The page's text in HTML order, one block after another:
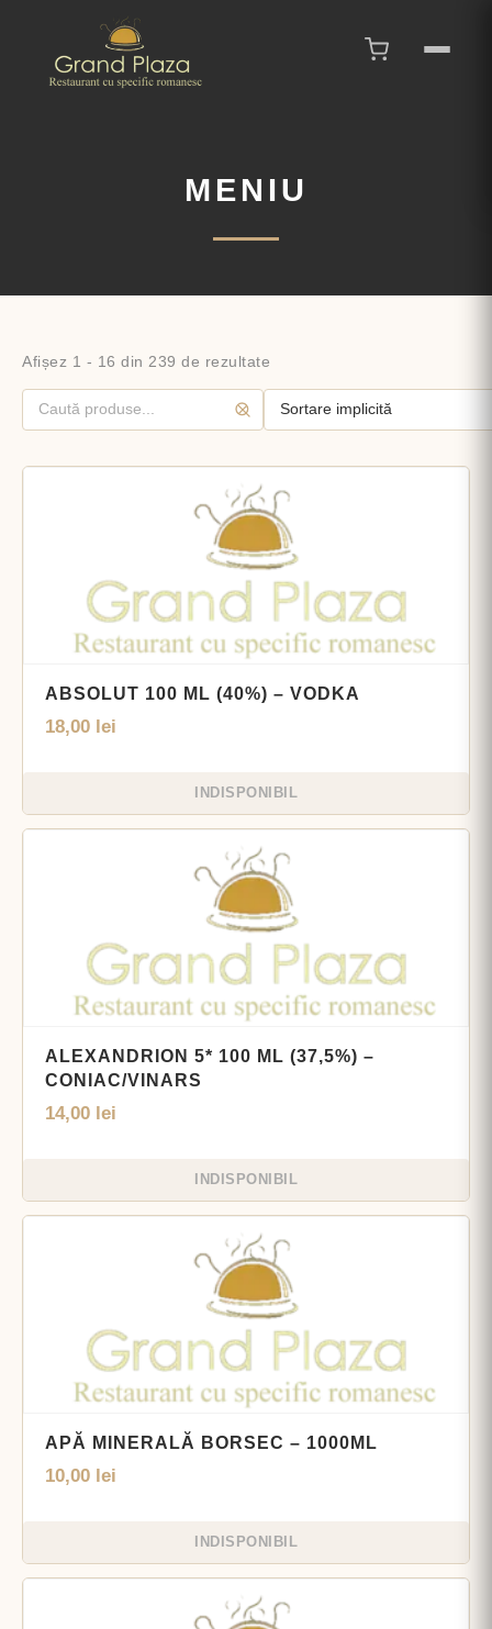
MENIU
Afișez 1 - 16 din 239 de rezultate
ABSOLUT 100 ML (40%) – VODKA
18,00 lei
INDISPONIBIL
ALEXANDRION 5* 100 ML (37,5%) –
CONIAC/VINARS
14,00 lei
INDISPONIBIL
APĂ MINERALĂ BORSEC – 1000ML
10,00 lei
INDISPONIBIL